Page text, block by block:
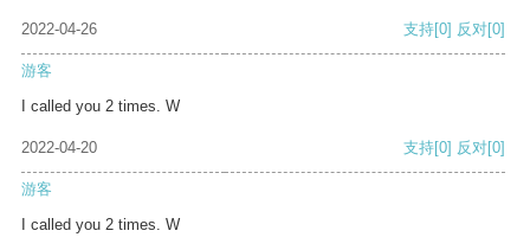
2022-04-26 支持[0] 反对[0]
游客
I called you 2 times. W
2022-04-20 支持[0] 反对[0]
游客
I called you 2 times. W